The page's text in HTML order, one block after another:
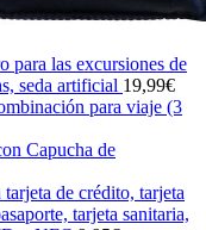
para las excursiones de
seda artificial 19,99€
para viaje (3
Capucha de
de crédito, tarjeta
tarjeta sanitaria,